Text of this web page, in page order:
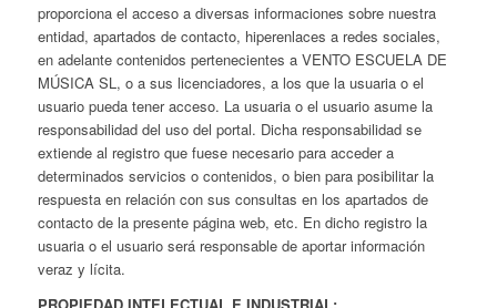
proporciona el acceso a diversas informaciones sobre nuestra
entidad, apartados de contacto, hiperenlaces a redes sociales,
en adelante contenidos pertenecientes a VENTO ESCUELA DE
MÚSICA SL, o a sus licenciadores, a los que la usuaria o el
usuario pueda tener acceso. La usuaria o el usuario asume la
responsabilidad del uso del portal. Dicha responsabilidad se
extiende al registro que fuese necesario para acceder a
determinados servicios o contenidos, o bien para posibilitar la
respuesta en relación con sus consultas en los apartados de
contacto de la presente página web, etc. En dicho registro la
usuaria o el usuario será responsable de aportar información
veraz y lícita.